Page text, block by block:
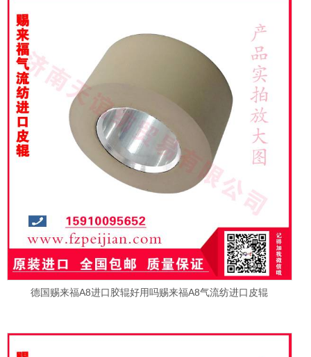
德国赐来福A8进口胶辊好用吗赐来福A8气流纺进口皮辊